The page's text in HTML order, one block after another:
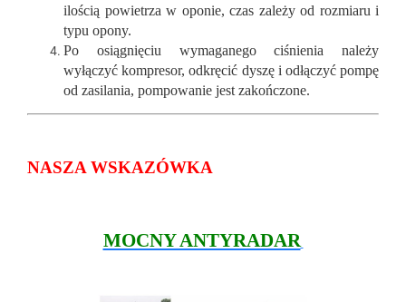
ilością powietrza w oponie, czas zależy od rozmiaru i
typu opony.
Po osiągnięciu wymaganego ciśnienia należy
wyłączyć kompresor, odkręcić dyszę i odłączyć pompę
od zasilania, pompowanie jest zakończone.
NASZA WSKAZÓWKA
MOCNY ANTYRADAR